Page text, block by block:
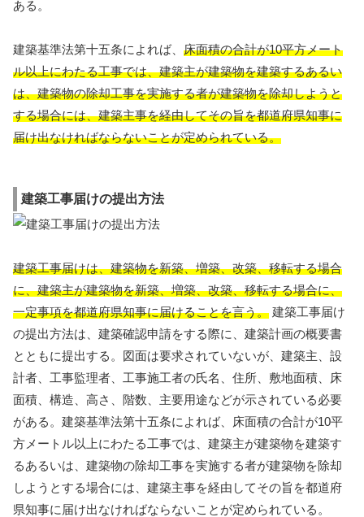
ある。
建築基準法第十五条によれば、 床面積の合計が10平方メート
ル以上にわたる工事では、建築主が建築物を建築するあるい
は、建築物の除却工事を実施する者が建築物を除却しようと
する場合には、建築主事を経由してその旨を都道府県知事に
届け出なければならないことが定められている。
建築工事届けの提出方法
建築工事届けは、建築物を新築、増築、改築、移転する場合
に、建築主が建築物を新築、増築、改築、移転する場合に、
一定事項を都道府県知事に届けることを言う。 建築工事届け
の提出方法は、建築確認申請をする際に、建築計画の概要書
とともに提出する。図面は要求されていないが、建築主、設
計者、工事監理者、工事施工者の氏名、住所、敷地面積、床
面積、構造、高さ、階数、主要用途などが示されている必要
がある。建築基準法第十五条によれば、床面積の合計が10平
方メートル以上にわたる工事では、建築主が建築物を建築す
るあるいは、建築物の除却工事を実施する者が建築物を除却
しようとする場合には、建築主事を経由してその旨を都道府
県知事に届け出なければならないことが定められている。